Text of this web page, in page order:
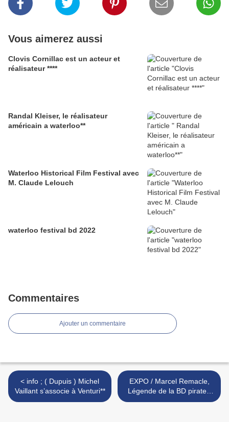
Vous aimerez aussi
Clovis Cornillac est un acteur et
réalisateur ****
Randal Kleiser, le réalisateur
américain a waterloo**
Waterloo Historical Film Festival avec
M. Claude Lelouch
waterloo festival bd 2022
Commentaires
Ajouter un commentaire
< info ; ( Dupuis ) Michel
Vaillant s’associe à Venturi**
EXPO / Marcel Remacle,
Légende de la BD pirate !
Bibliothèque /TUBIZE >